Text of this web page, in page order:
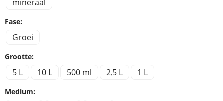
mineraal
Fase:
Groei
Grootte:
5 L 10 L 500 ml 2,5 L 1 L
Medium: